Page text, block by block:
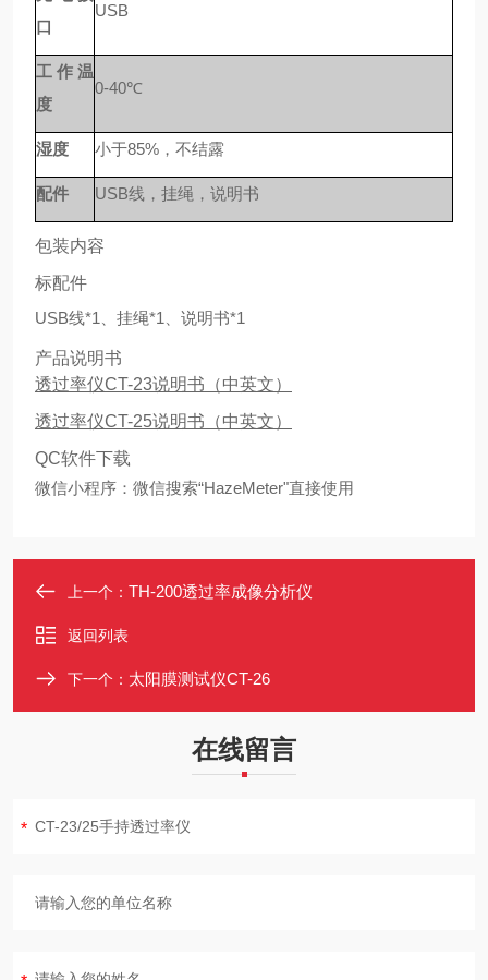
口
USB
工作温
度
0-40℃
湿度 小于85%，不结露
配件 USB线，挂绳，说明书
包装内容
标配件
USB线*1、挂绳*1、说明书*1
产品说明书
透过率仪CT-23说明书（中英文）
透过率仪CT-25说明书（中英文）
QC软件下载
微信小程序：微信搜索“HazeMeter"直接使用
上一个： TH-200透过率成像分析仪
返回列表
下一个： 太阳膜测试仪CT-26
在线留言